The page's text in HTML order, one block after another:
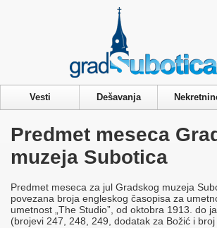
Vesti Dešavanja
Predmet meseca
muzeja Subotica
Predmet meseca za jul Gradskog muzeja
povezana broja engleskog časopisa za
umetnost „The Studio”, od oktobra 1913. do
(brojevi 247, 248, 249, dodatak za Božić i broj
Privacy & Cookies Policy